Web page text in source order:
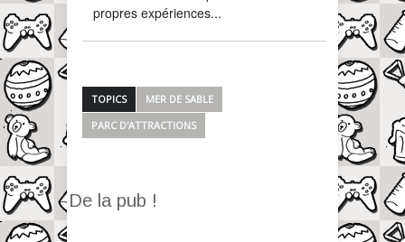
propres expériences...
TOPICS
MER DE SABLE
PARC D'ATTRACTIONS
De la pub !